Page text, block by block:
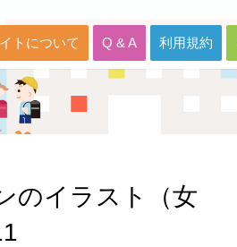
トについて Q & A 利用規約
のイラスト（女